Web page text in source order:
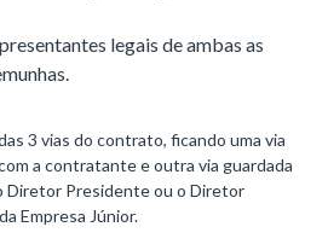
legais de ambas as
3 vias do contrato, ficando uma via
a contratante e outra via guardada
Diretor Presidente ou o Diretor
Empresa Júnior.